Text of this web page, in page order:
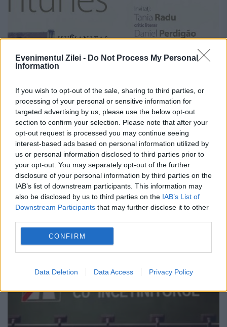
Evenimentul Zilei - Do Not Process My Personal
Information
If you wish to opt-out of the sale, sharing to third parties, or
processing of your personal or sensitive information for
targeted advertising by us, please use the below opt-out
section to confirm your selection. Please note that after your
opt-out request is processed you may continue seeing
interest-based ads based on personal information utilized by
us or personal information disclosed to third parties prior to
your opt-out. You may separately opt-out of the further
disclosure of your personal information by third parties on the
IAB’s list of downstream participants. This information may
also be disclosed by us to third parties on the IAB’s List of
Downstream Participants that may further disclose it to other
CONFIRM
Data Deletion Data Access Privacy Policy
Rafinament pe lângă Cișmigiu
4 NOIEMBRIE 2014
Amintiri din vechea Lisabonă la Librăria
Humanitas Diseară la ora 19.00 la Librăria
Humanitas de la Cişmigiu va avea loc
lansarea volumului Inima inimii de António
Lobo Antunes. La eveniment...